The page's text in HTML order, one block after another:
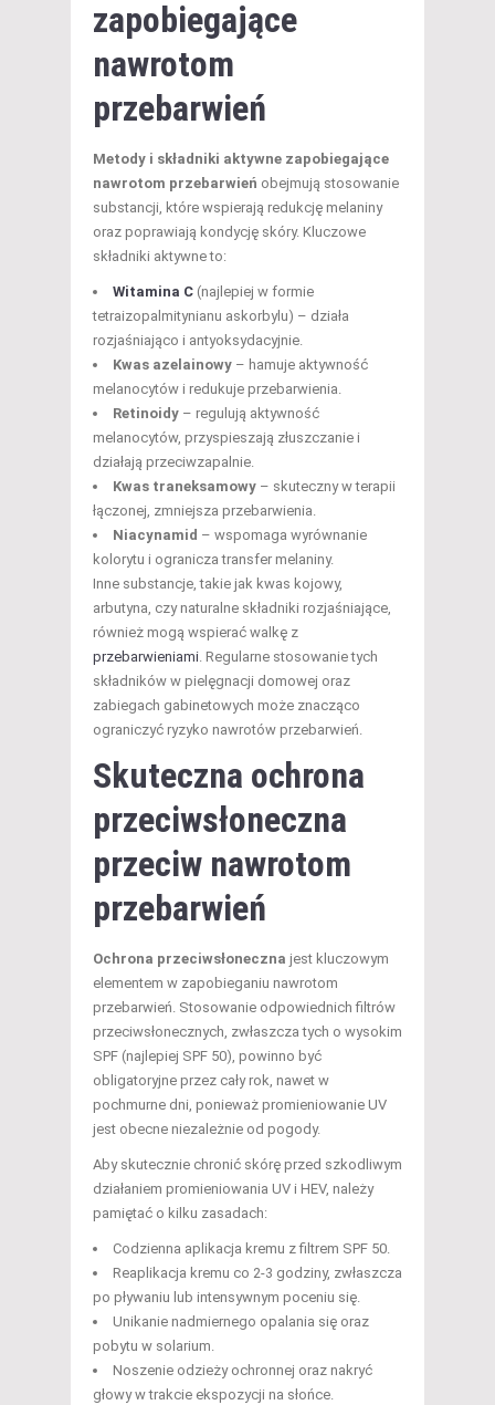
zapobiegające
nawrotom
przebarwień
Metody i składniki aktywne zapobiegające
nawrotom przebarwień obejmują stosowanie
substancji, które wspierają redukcję melaniny
oraz poprawiają kondycję skóry. Kluczowe
składniki aktywne to:
Witamina C (najlepiej w formie
tetraizopalmitynianu askorbylu) – działa
rozjaśniająco i antyoksydacyjnie.
Kwas azelainowy – hamuje aktywność
melanocytów i redukuje przebarwienia.
Retinoidy – regulują aktywność
melanocytów, przyspieszają złuszczanie i
działają przeciwzapalnie.
Kwas traneksamowy – skuteczny w terapii
łączonej, zmniejsza przebarwienia.
Niacynamid – wspomaga wyrównanie
kolorytu i ogranicza transfer melaniny.
Inne substancje, takie jak kwas kojowy,
arbutyna, czy naturalne składniki rozjaśniające,
również mogą wspierać walkę z
przebarwieniami. Regularne stosowanie tych
składników w pielęgnacji domowej oraz
zabiegach gabinetowych może znacząco
ograniczyć ryzyko nawrotów przebarwień.
Skuteczna ochrona
przeciwsłoneczna
przeciw nawrotom
przebarwień
Ochrona przeciwsłoneczna jest kluczowym
elementem w zapobieganiu nawrotom
przebarwień. Stosowanie odpowiednich filtrów
przeciwsłonecznych, zwłaszcza tych o wysokim
SPF (najlepiej SPF 50), powinno być
obligatoryjne przez cały rok, nawet w
pochmurne dni, ponieważ promieniowanie UV
jest obecne niezależnie od pogody.
Aby skutecznie chronić skórę przed szkodliwym
działaniem promieniowania UV i HEV, należy
pamiętać o kilku zasadach:
Codzienna aplikacja kremu z filtrem SPF 50.
Reaplikacja kremu co 2-3 godziny, zwłaszcza
po pływaniu lub intensywnym poceniu się.
Unikanie nadmiernego opalania się oraz
pobytu w solarium.
Noszenie odzieży ochronnej oraz nakryć
głowy w trakcie ekspozycji na słońce.